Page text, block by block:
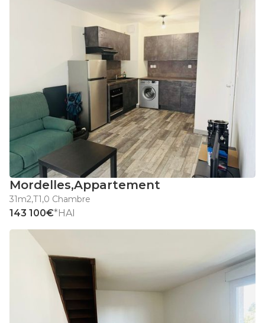
Mordelles,Appartement
31m2,T1 ,0 Chambre
143 100€*HAI